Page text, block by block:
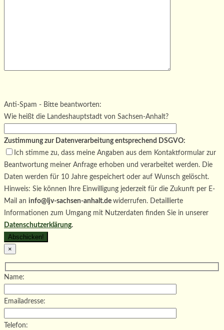
Bitte lasse dieses Feld leer.
Anti-Spam - Bitte beantworten:
Wie heißt die Landeshauptstadt von Sachsen-Anhalt?
Zustimmung zur Datenverarbeitung entsprechend DSGVO:
Ich stimme zu, dass meine Angaben aus dem Kontaktformular zur
Beantwortung meiner Anfrage erhoben und verarbeitet werden. Die
Daten werden für 10 Jahre gespeichert oder auf Wunsch gelöscht.
Hinweis: Sie können Ihre Einwilligung jederzeit für die Zukunft per E-
Mail an info@ljv-sachsen-anhalt.de widerrufen. Detaillierte
Informationen zum Umgang mit Nutzerdaten finden Sie in unserer
Datenschutzerklärung.
×
Name:
Emailadresse:
Telefon: